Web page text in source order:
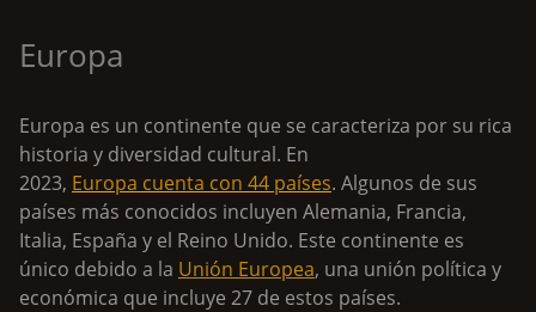
Europa
Europa es un continente que se caracteriza por su rica
historia y diversidad cultural. En
2023, Europa cuenta con 44 países. Algunos de sus
países más conocidos incluyen Alemania, Francia,
Italia, España y el Reino Unido. Este continente es
único debido a la Unión Europea, una unión política y
económica que incluye 27 de estos países.